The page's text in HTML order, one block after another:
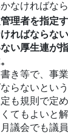
なければなら
理者を指定
ればならな
い厚生連が
き等で、事
らないとい
も規則で定
てもよいと
議会でも議